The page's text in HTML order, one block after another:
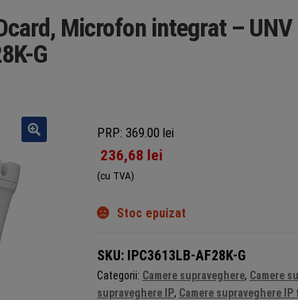
Microfon integrat – UNV
G
PRP: 369.00 lei
236,68 lei
(cu TVA)
Stoc epuizat
SKU: IPC3613LB-AF28K-G
Categorii: Camere supraveghere, Camere
supraveghere IP, Camere supraveghere IP